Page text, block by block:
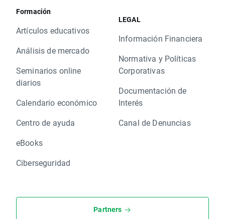
Formación
Artículos educativos
Análisis de mercado
Seminarios online
diarios
Calendario económico
Centro de ayuda
eBooks
Ciberseguridad
LEGAL
Información Financiera
Normativa y Políticas
Corporativas
Documentación de
Interés
Canal de Denuncias
Partners